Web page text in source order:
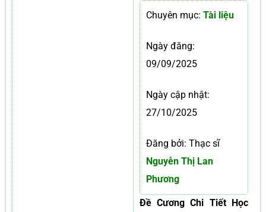
Chuyên mục: Tài liệu
Ngày đăng:
09/09/2025
Ngày cập nhật:
27/10/2025
Đăng bởi: Thạc sĩ
Nguyễn Thị Lan
Phương
Đề Cương Chi Tiết Học